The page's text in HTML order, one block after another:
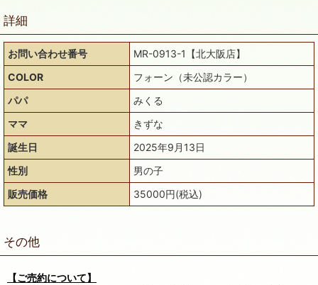
詳細
お問い合わせ番号
MR-0913-1【北大阪店】
COLOR
フォーン（未公認カラー）
パパ
みくる
ママ
きずな
誕生日
2025年9月13日
性別
男の子
販売価格
35000円(税込)
その他
【ご売約について】